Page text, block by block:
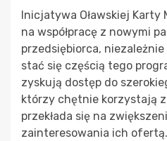
Inicjatywa Oławskiej
na współpracę z nowymi
przedsiębiorca,
stać się częścią tego
zyskują dostęp do
którzy chętnie korzystają
przekłada się na
zainteresowania ich ofertą.